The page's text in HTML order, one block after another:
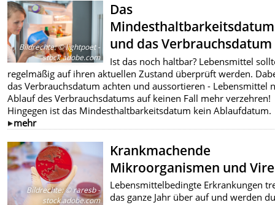
Bildrechte:© lightpoet -
stock.adobe.com
Das
Mindesthaltbarkeitsdatum
und das Verbrauchsdatum
Ist das noch haltbar? Lebensmittel
regelmäßig auf ihren aktuellen Zustand überprüft werden.
das Verbrauchsdatum achten und aussortieren - Lebensmittel
Ablauf des Verbrauchsdatums auf keinen Fall mehr verzehren!
Hingegen ist das Mindesthaltbarkeitsdatum kein Ablaufdatum.
mehr
Bildrechte:© raresb -
stock.adobe.com
Krankmachende
Mikroorganismen und
Lebensmittelbedingte Erkrankungen
das ganze Jahr über auf und werden